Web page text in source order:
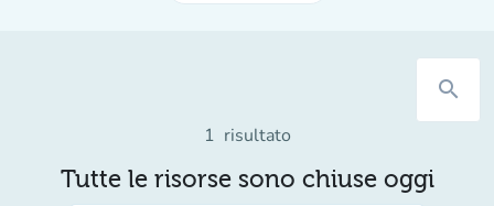
search
1 risultato
Tutte le risorse sono chiuse oggi